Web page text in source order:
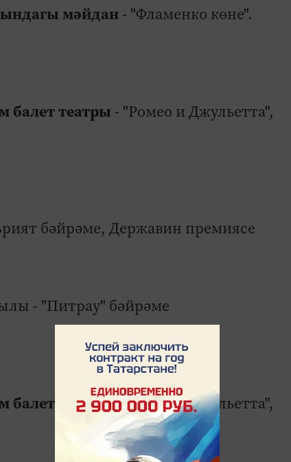
мәйдан - "Фламенко көне".
балет театры - "Ромео и Джульетта",
бәйрәме, Державин премиясе
- "Питрау" бәйрәме
балет театры- "Ромео и Джульетта",